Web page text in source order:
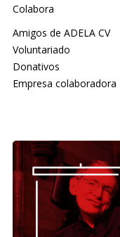
Colabora
Amigos de ADELA CV
Voluntariado
Donativos
Empresa colaboradora